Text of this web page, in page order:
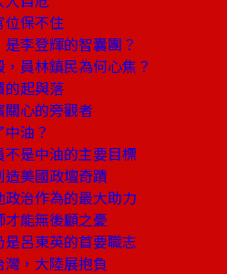
位保不住
是李登輝的智囊團？
員林鎮民為何心焦？
的起與落
心的旁觀者
油？
不是中油的主要目標
美國政壇奇蹟
政治作為的最大助力
能無後顧之憂
呂東英的首要職志
，大陸展抱負